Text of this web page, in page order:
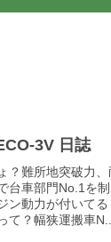
3V 日誌
？難所地突破力
台車部門No.1を
ン動力が付いて
？幅狭運搬車N...